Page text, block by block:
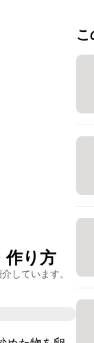
り方
しています。